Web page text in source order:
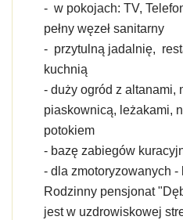
- w pokojach: TV,
pełny węzeł sanitarny
- przytulną jadalnię,
kuchnią
- duży ogród z altanami,
piaskownicą, leżakami,
potokiem
- bazę zabiegów
- dla zmotoryzowanych -
Rodzinny pensjonat
jest w uzdrowiskowej